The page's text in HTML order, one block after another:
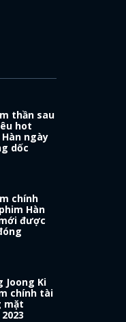
thần sau
hot
ngày
dốc
chính
Hàn
được
Joong Ki
chính tài
mặt